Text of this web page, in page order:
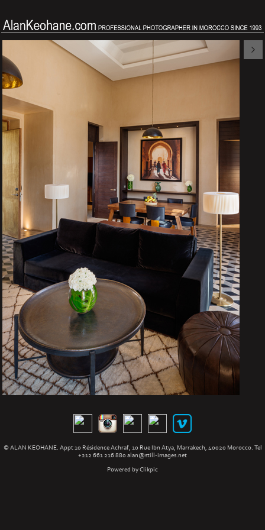
© ALAN KEOHANE. Appt 10 Résidence Achraf, 10 Rue Ibn Atya, Marrakech, 40020 Morocco. Tel
+212 661 216 880 alan@still-images.net
Powered byClikpic